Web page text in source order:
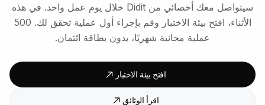
سيتواصل معك أخصائي من Didit خلال يوم عمل واحد. في هذه
الأثناء، افتح بيئة الاختبار وقم بإجراء أول عملية تحقق لك. 500
عملية مجانية شهريًا، بدون بطاقة ائتمان.
افتح بيئة الاختبار
اقرأ الوثائق